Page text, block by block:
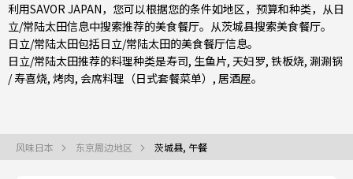
利用SAVOR JAPAN，您可以根据您的条件如地区，预算和种类，从日
立/常陆太田信息中搜索推荐的美食餐厅。从茨城县搜索美食餐厅。
日立/常陆太田包括日立/常陆太田的美食餐厅信息。
日立/常陆太田推荐的料理种类是寿司, 生鱼片, 天妇罗, 铁板烧, 涮涮锅
/ 寿喜烧, 烤肉, 会席料理（日式套餐菜单） , 居酒屋。
风味日本 东京周边地区 茨城县, 午餐